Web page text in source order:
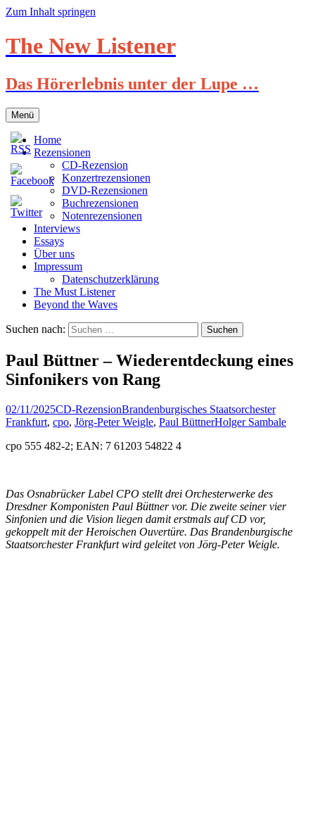
Zum Inhalt springen
The New Listener
Das Hörerlebnis unter der Lupe …
Menü
Home
Rezensionen
CD-Rezension
Konzertrezensionen
DVD-Rezensionen
Buchrezensionen
Notenrezensionen
Interviews
Essays
Über uns
Impressum
Datenschutzerklärung
The Must Listener
Beyond the Waves
Suchen nach:
Paul Büttner – Wiederentdeckung eines
Sinfonikers von Rang
02/11/2025CD-RezensionBrandenburgisches Staatsorchester
Frankfurt, cpo, Jörg-Peter Weigle, Paul BüttnerHolger Sambale
cpo 555 482-2; EAN: 7 61203 54822 4
Das Osnabrücker Label CPO stellt drei Orchesterwerke des
Dresdner Komponisten Paul Büttner vor. Die zweite seiner vier
Sinfonien und die Vision liegen damit erstmals auf CD vor,
gekoppelt mit der Heroischen Ouvertüre. Das Brandenburgische
Staatsorchester Frankfurt wird geleitet von Jörg-Peter Weigle.